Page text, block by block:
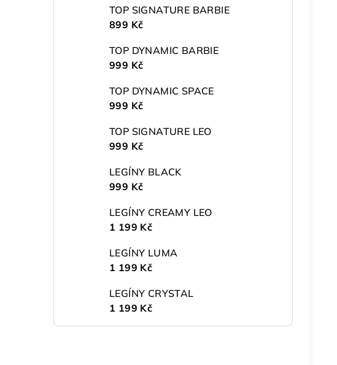
TOP SIGNATURE BARBIE
899 Kč
TOP DYNAMIC BARBIE
999 Kč
TOP DYNAMIC SPACE
999 Kč
TOP SIGNATURE LEO
999 Kč
LEGÍNY BLACK
999 Kč
LEGÍNY CREAMY LEO
1 199 Kč
LEGÍNY LUMA
1 199 Kč
LEGÍNY CRYSTAL
1 199 Kč